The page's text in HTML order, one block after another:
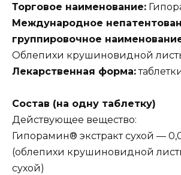
Торговое наименование:
Международное
группировочное
Облепихи крушиновидной
Лекарственная форма:
Состав (на одну таблетку)
Действующее вещество:
Гипорамин® экстракт сухой —
(облепихи крушиновидной
сухой)